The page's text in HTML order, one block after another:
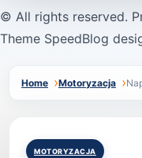
© All rights reserved.
Theme SpeedBlog
Home Motoryzacja
Posted
MOTORYZACJA